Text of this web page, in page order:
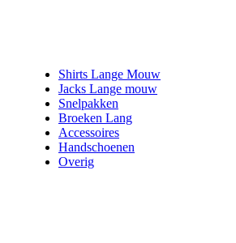
Shirts Lange Mouw
Jacks Lange mouw
Snelpakken
Broeken Lang
Accessoires
Handschoenen
Overig